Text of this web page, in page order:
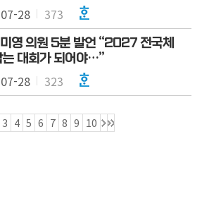
28 373
영 의원 5분 발언 “2027 전국체
는 대회가 되어야…”
28 323
3 4 5 6 7 8 9 10